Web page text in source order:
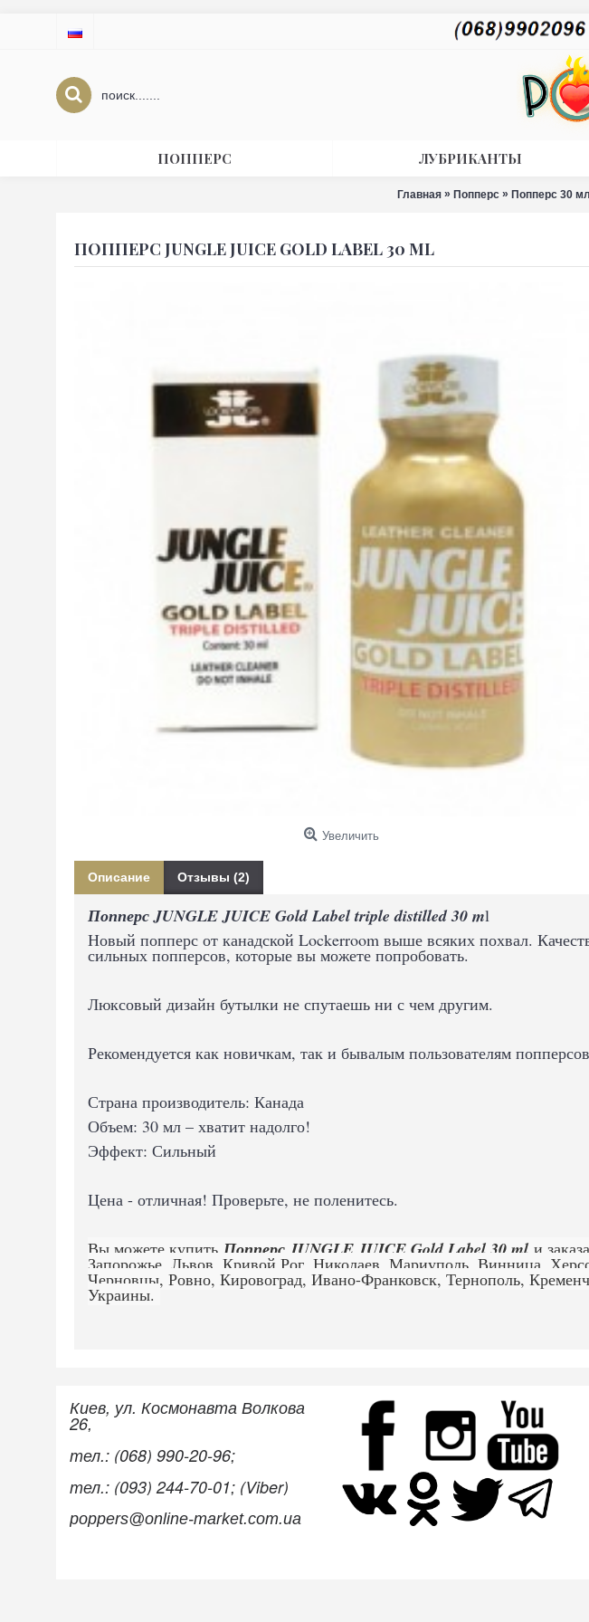
ПОППЕРС ЛУБРИКАНТЫ
Главная » Попперс » Попперс 30 мл
ПОППЕРС JUNGLE JUICE GOLD LABEL 30 ML
Увеличить
Описание Отзывы (2)
Попперс JUNGLE JUICE Gold Label triple distilled 30 ml
Новый попперс от канадской Lockerroom выше всяких похвал.
сильных попперсов, которые вы можете попробовать.
Люксовый дизайн бутылки не спутаешь ни с чем другим.
Рекомендуется как новичкам, так и бывалым пользователям
Страна производитель: Канада
Объем: 30 мл – хватит надолго!
Эффект: Сильный
Цена - отличная! Проверьте, не поленитесь.
Вы можете купить Попперс JUNGLE JUICE Gold Label 30 ml и
Запорожье, Львов, Кривой Рог, Николаев, Мариуполь, Винница,
Черновцы, Ровно, Кировоград, Ивано-Франковск, Тернополь,
Украины.
Киев, ул. Космонавта Волкова
26,
тел.: (068) 990-20-96;
тел.: (093) 244-70-01; (Viber)
poppers@online-market.com.ua